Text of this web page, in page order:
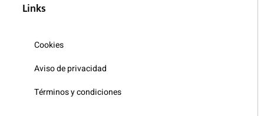
Links
Cookies
Aviso de privacidad
Términos y condiciones